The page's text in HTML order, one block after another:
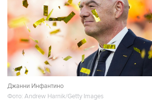
Джанни Инфантино
Фото: Andrew Harnik/Getty Images